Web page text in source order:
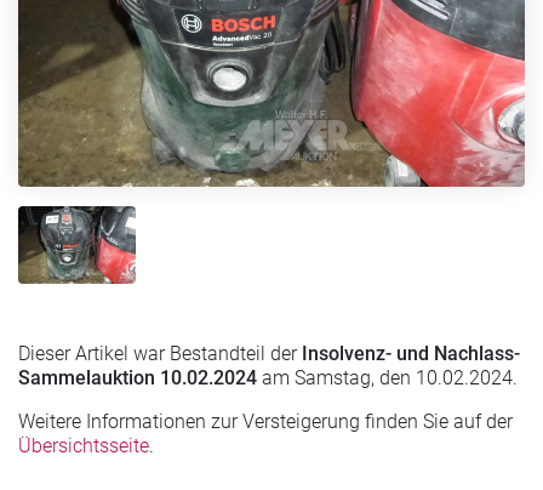
Dieser Artikel war Bestandteil der Insolvenz- und Nachlass-
Sammelauktion 10.02.2024 am Samstag, den 10.02.2024.
Weitere Informationen zur Versteigerung finden Sie auf der
Übersichtsseite.